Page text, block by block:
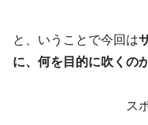
と、いうことで今回は
に、何を目的に吹くのか
ス